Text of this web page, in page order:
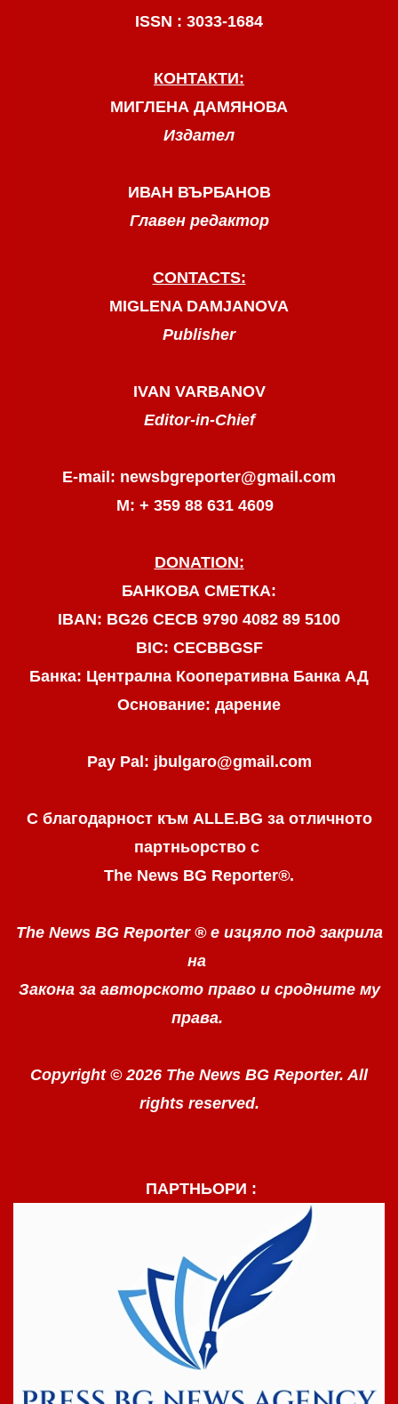
ISSN : 3033-1684
КОНТАКТИ:
МИГЛЕНА ДАМЯНОВА
Издател
ИВАН ВЪРБАНОВ
Главен редактор
CONTACTS:
MIGLENA DAMJANOVA
Publisher
IVAN VARBANOV
Editor-in-Chief
E-mail: newsbgreporter@gmail.com
М: + 359 88 631 4609
DONATION:
БАНКОВА СМЕТКА:
IBAN: BG26 CECB 9790 4082 89 5100
BIC: CECBBGSF
Банка: Централна Кооперативна Банка АД
Основание: дарение
Pay Pal: jbulgaro@gmail.com
С благодарност към ALLE.BG за отличното
партньорство с
The News BG Reporter®.
The News BG Reporter ® е изцяло под закрила
на
Закона за авторското право и сродните му
права.
Copyright © 2026 The News BG Reporter. All
rights reserved.
ПАРТНЬОРИ :